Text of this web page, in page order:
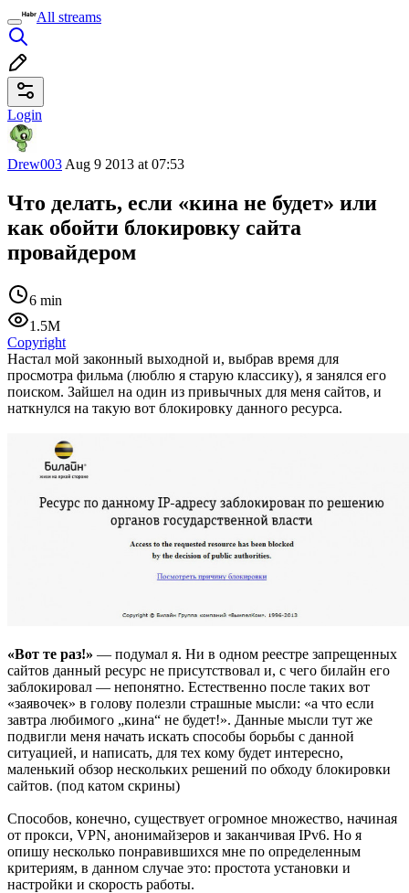
All streams
Login
Drew003 Aug 9 2013 at 07:53
Что делать, если «кина не будет» или
как обойти блокировку сайта
провайдером
6 min
1.5M
Copyright
Настал мой законный выходной и, выбрав время для
просмотра фильма (люблю я старую классику), я занялся его
поиском. Зайшел на один из привычных для меня сайтов, и
наткнулся на такую вот блокировку данного ресурса.
«Вот те раз!» — подумал я. Ни в одном реестре запрещенных
сайтов данный ресурс не присутствовал и, с чего билайн его
заблокировал — непонятно. Естественно после таких вот
«заявочек» в голову полезли страшные мысли: «а что если
завтра любимого „кина“ не будет!». Данные мысли тут же
подвигли меня начать искать способы борьбы с данной
ситуацией, и написать, для тех кому будет интересно,
маленький обзор нескольких решений по обходу блокировки
сайтов. (под катом скрины)
Способов, конечно, существует огромное множество, начиная
от прокси, VPN, анонимайзеров и заканчивая IPv6. Но я
опишу несколько понравившихся мне по определенным
критериям, в данном случае это: простота установки и
настройки и скорость работы.